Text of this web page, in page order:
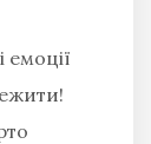
емоції